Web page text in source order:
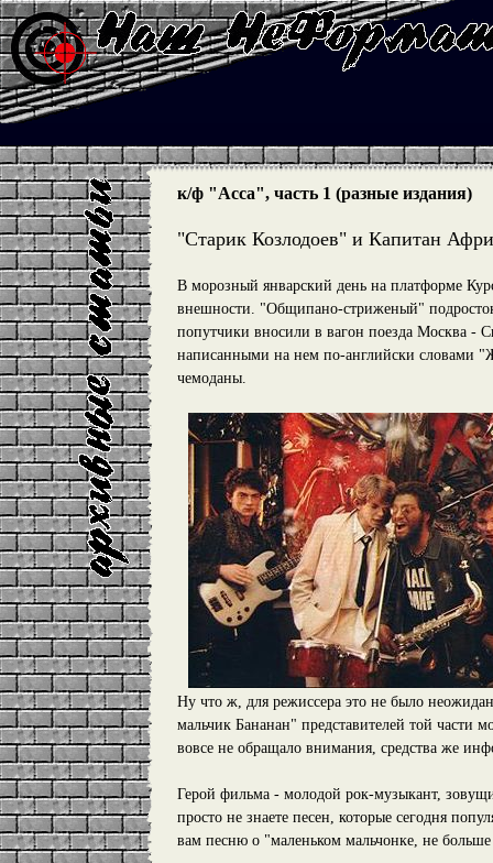
к/ф "Асса", часть 1 (разные издания)
"Старик Козлодоев" и Капитан
В морозный январский день на платформе
внешности. "Общипано-стриженый" подросток
попутчики вносили в вагон поезда Москва -
написанными на нем по-английски словами
чемоданы.
Ну что ж, для режиссера это не было
мальчик Бананан" представителей той части
вовсе не обращало внимания, средства же
Герой фильма - молодой рок-музыкант,
просто не знаете песен, которые сегодня
вам песню о "маленьком мальчонке, не